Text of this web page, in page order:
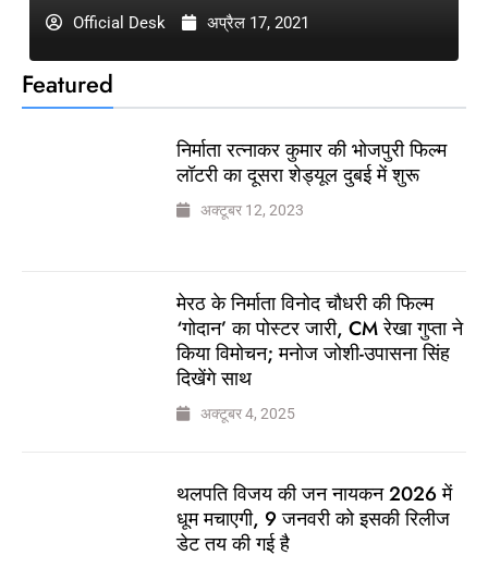
Featured
निर्माता रत्नाकर कुमार की भोजपुरी फिल्म
लॉटरी का दूसरा शेड्यूल दुबई में शुरू
अक्टूबर 12, 2023
मेरठ के निर्माता विनोद चौधरी की फिल्म
‘गोदान’ का पोस्टर जारी, CM रेखा गुप्ता ने
किया विमोचन; मनोज जोशी-उपासना सिंह
दिखेंगे साथ
अक्टूबर 4, 2025
थलपति विजय की जन नायकन 2026 में
धूम मचाएगी, 9 जनवरी को इसकी रिलीज
डेट तय की गई है
Official Desk अप्रैल 17, 2021